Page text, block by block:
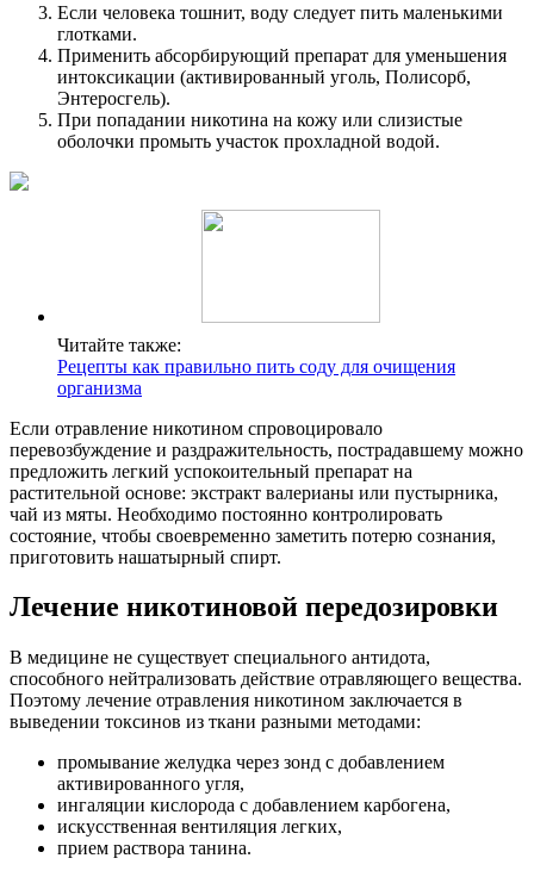
Если человека тошнит, воду следует пить маленькими
глотками.
Применить абсорбирующий препарат для уменьшения
интоксикации (активированный уголь, Полисорб,
Энтеросгель).
При попадании никотина на кожу или слизистые
оболочки промыть участок прохладной водой.
Читайте также:
Рецепты как правильно пить соду для очищения
организма
Если отравление никотином спровоцировало
перевозбуждение и раздражительность, пострадавшему можно
предложить легкий успокоительный препарат на
растительной основе: экстракт валерианы или пустырника,
чай из мяты. Необходимо постоянно контролировать
состояние, чтобы своевременно заметить потерю сознания,
приготовить нашатырный спирт.
Лечение никотиновой передозировки
В медицине не существует специального антидота,
способного нейтрализовать действие отравляющего вещества.
Поэтому лечение отравления никотином заключается в
выведении токсинов из ткани разными методами:
промывание желудка через зонд с добавлением
активированного угля,
ингаляции кислорода с добавлением карбогена,
искусственная вентиляция легких,
прием раствора танина.